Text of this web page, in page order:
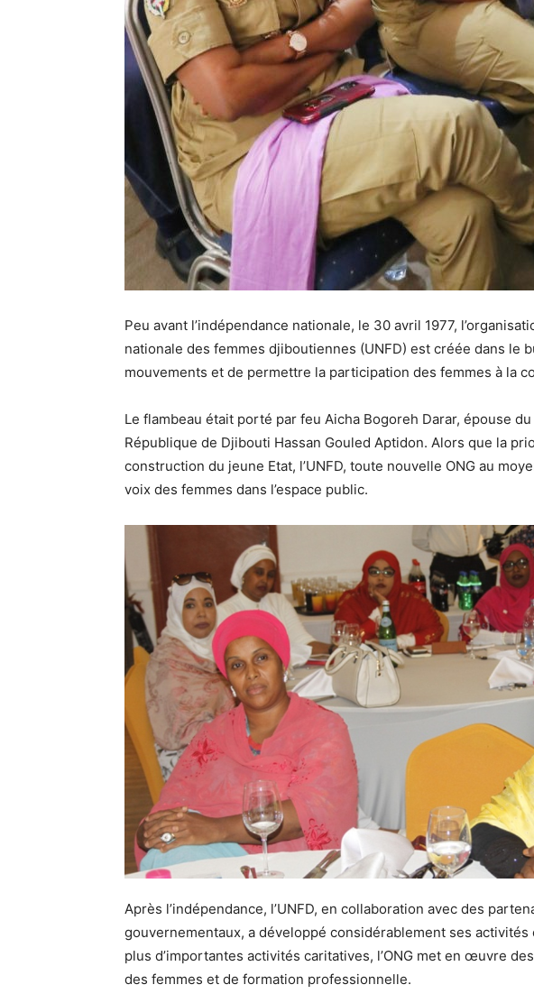
Peu avant l’indépendance nationale, le 30 avril 1977,
nationale des femmes djiboutiennes (UNFD) est créée dans le
mouvements et de permettre la participation des femmes à la
Le flambeau était porté par feu Aicha Bogoreh Darar, épouse
République de Djibouti Hassan Gouled Aptidon. Alors que la
construction du jeune Etat, l’UNFD, toute nouvelle ONG au
voix des femmes dans l’espace public.
Après l’indépendance, l’UNFD, en collaboration avec des
gouvernementaux, a développé considérablement ses activités
plus d’importantes activités caritatives, l’ONG met en œuvre
des femmes et de formation professionnelle.